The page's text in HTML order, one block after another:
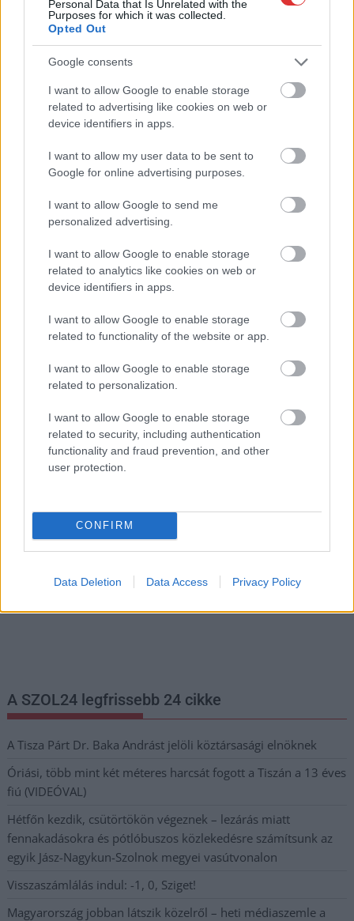
Personal Data that Is Unrelated with the
Purposes for which it was collected.
Opted Out
Google consents
I want to allow Google to enable storage
related to advertising like cookies on web or
device identifiers in apps.
I want to allow my user data to be sent to
Google for online advertising purposes.
I want to allow Google to send me
personalized advertising.
I want to allow Google to enable storage
related to analytics like cookies on web or
device identifiers in apps.
I want to allow Google to enable storage
related to functionality of the website or app.
I want to allow Google to enable storage
related to personalization.
I want to allow Google to enable storage
related to security, including authentication
functionality and fraud prevention, and other
user protection.
CONFIRM
Data Deletion Data Access Privacy Policy
2026.08.07. Fazekas Adrián
Az idei év leglassabb növekedését hozta a június a
kiskereskedelemben
Bár a hazai kiskereskedelmi forgalom idén júniusban is
Magyarország
Hírlevél feliratkozás
meg e-mail címét:
Megismertem és elfogadom a
Nem szeretne lemaradni semmiről? Csak egy kattintás, és hírlevelünk a
A SZOL24 legfrissebb 24 cikke
A Tisza Párt Dr. Baka Andrást jelöli köztársasági elnöknek
Óriási, több mint két méteres harcsát fogott a Tiszán a 13 éves
fiú (VIDEÓVAL)
Hétfőn kezdik, csütörtökön végeznek – lezárás miatt
fennakadásokra és pótlóbuszos közlekedésre számítsunk az
egyik Jász-Nagykun-Szolnok megyei vasútvonalon
Visszaszámlálás indul: -1, 0, Sziget!
Magyarország jobban látszik közelről – heti médiaszemle a